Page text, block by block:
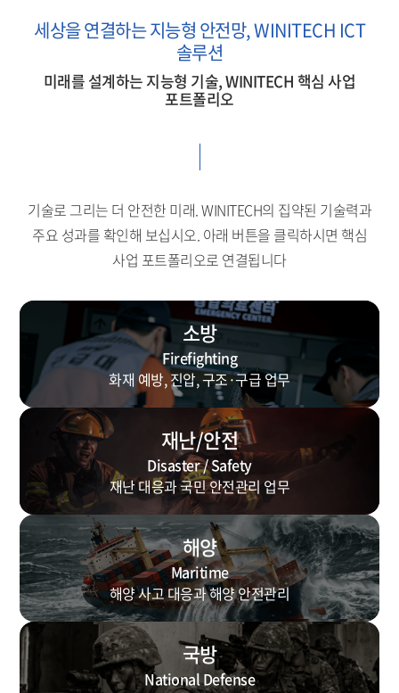
세상을 연결하는 지능형 안전망, WINITECH ICT
솔루션
미래를 설계하는 지능형 기술, WINITECH 핵심 사업
포트폴리오
기술로 그리는 더 안전한 미래. WINITECH의 집약된 기술력과
주요 성과를 확인해 보십시오. 아래 버튼을 클릭하시면 핵심
사업 포트폴리오로 연결됩니다
소방
Firefighting
화재 예방, 진압, 구조·구급 업무
재난/안전
Disaster / Safety
재난 대응과 국민 안전관리 업무
해양
Maritime
해양 사고 대응과 해양 안전관리
국방
National Defense